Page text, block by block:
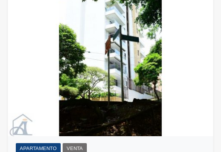
APARTAMENTO VENTA